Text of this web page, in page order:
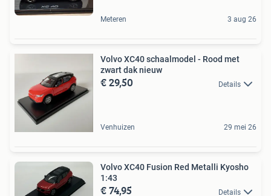
Meteren 3 aug 26
Volvo XC40 schaalmodel - Rood met
zwart dak nieuw
€ 29,50 Details
Venhuizen 29 mei 26
Volvo XC40 Fusion Red Metalli Kyosho
1:43
€ 74,95 Details